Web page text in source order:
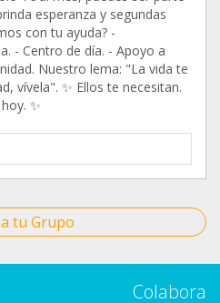
esperanza y segundas
con tu ayuda? -
- Centro de día. - Apoyo a
Nuestro lema: "La vida te
vívela". ✨ Ellos te necesitan.
✨
tu Grupo
Colabora